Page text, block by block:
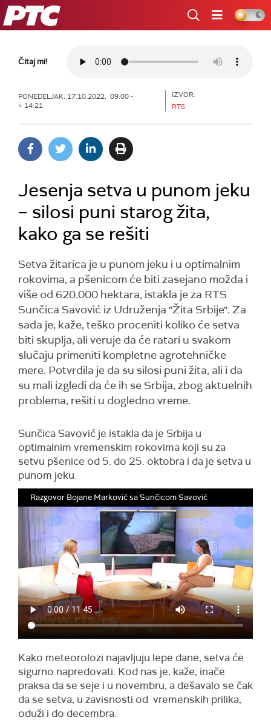
RTS
Čitaj mi!
PONEDELJAK, 17.10.2022, 09:00 -
> 14:21
IZVOR:
RTS
Jesenja setva u punom jeku
– silosi puni starog žita,
kako ga se rešiti
Setva žitarica je u punom jeku i u optimalnim
rokovima, a pšenicom će biti zasejano možda i
više od 620.000 hektara, istakla je za RTS
Sunčica Savović iz Udruženja "Žita Srbije". Za
sada je, kaže, teško proceniti koliko će setva
biti skuplja, ali veruje da će ratari u svakom
slučaju primeniti kompletne agrotehničke
mere. Potvrdila je da su silosi puni žita, ali i da
su mali izgledi da će ih se Srbija, zbog aktuelnih
problema, rešiti u dogledno vreme.
Sunčica Savović je istakla da je Srbija u
optimalnim vremenskim rokovima koji su za
setvu pšenice od 5. do 25. oktobra i da je setva u
punom jeku.
Razgovor Bojane Marković sa Sunčicom Savović
Kako meteorolozi najavljuju lepe dane, setva će
sigurno napredovati. Kod nas je, kaže, inače
praksa da se seje i u novembru, a dešavalo se čak
da se setva, u zavisnosti od vremenskih prilika,
oduži i do decembra.